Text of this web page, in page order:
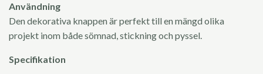
Användning
Den dekorativa knappen är perfekt till en mängd olika
projekt inom både sömnad, stickning och pyssel.
Specifikation